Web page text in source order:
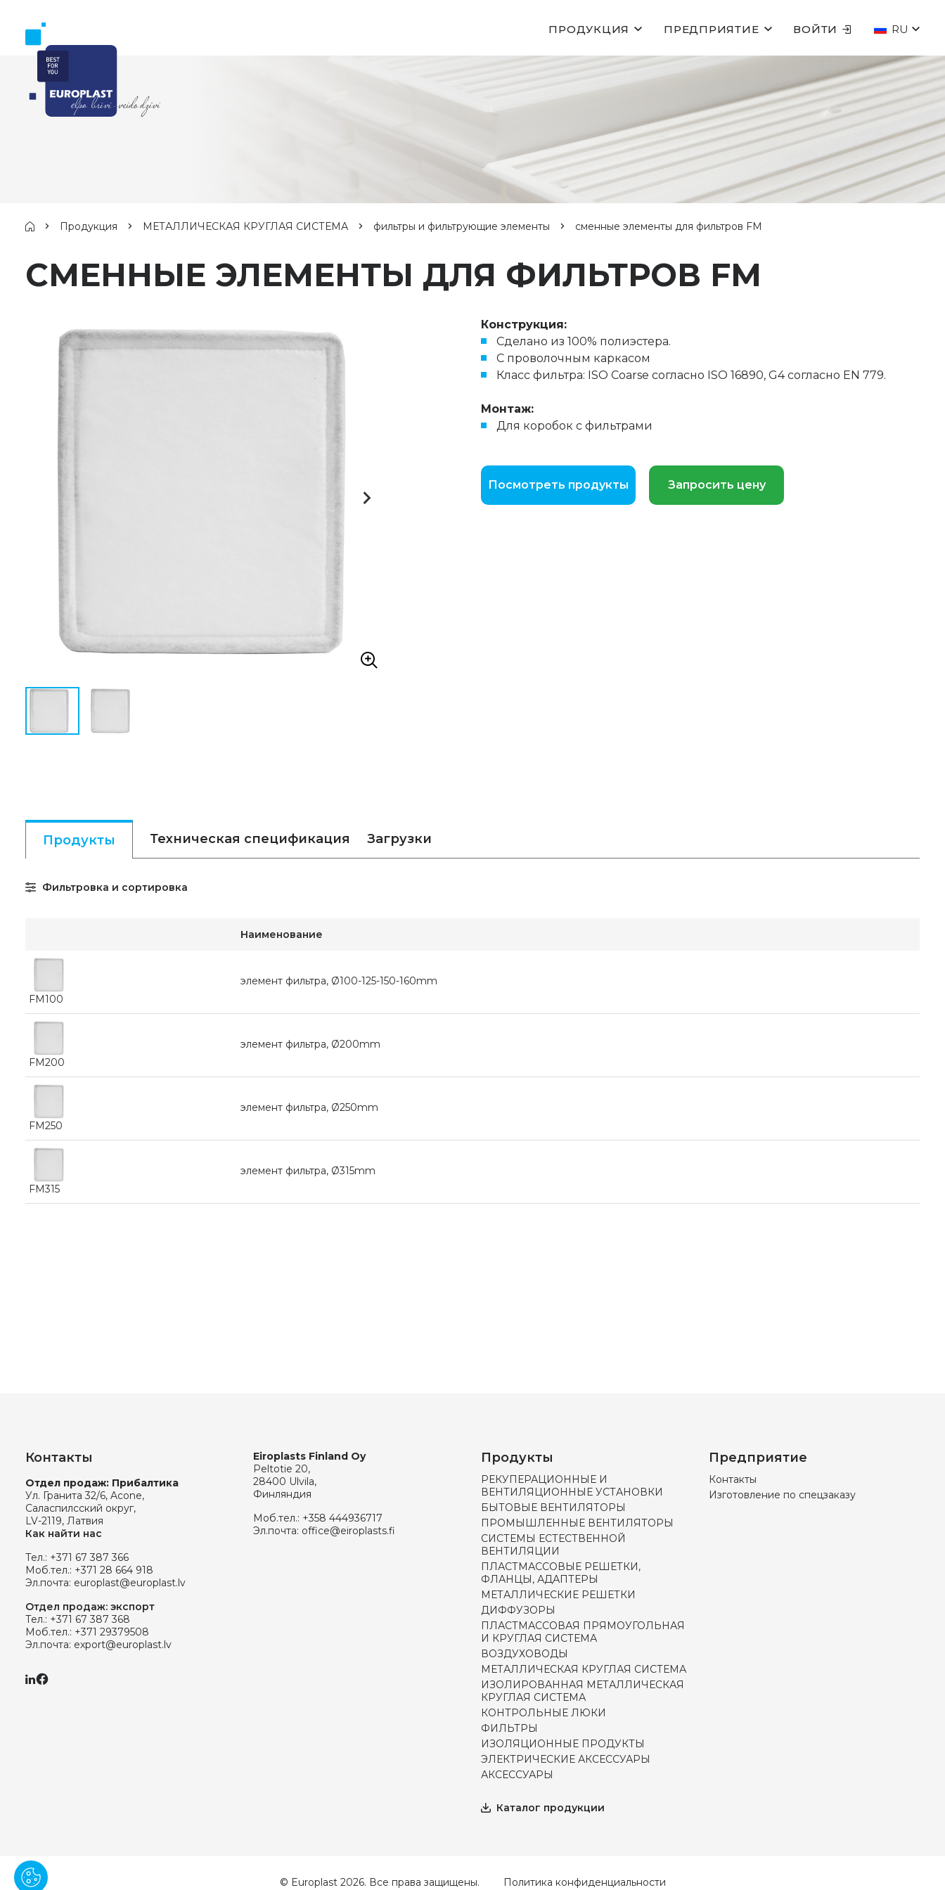
ПРОДУКЦИЯ ПРЕДПРИЯТИЕ ВОЙТИ RU
Продукция МЕТАЛЛИЧЕСКАЯ КРУГЛАЯ СИСТЕМА фильтры и фильтрующие элементы сменные элементы для фильтров FM
СМЕННЫЕ ЭЛЕМЕНТЫ ДЛЯ ФИЛЬТРОВ FM
Конструкция:
Сделано из 100% полиэстера.
С проволочным каркасом
Класс фильтра: ISO Coarse согласно ISO 16890, G4 согласно EN 779.
Монтаж:
Для коробок с фильтрами
Посмотреть продукты Запросить цену
Продукты Техническая спецификация Загрузки
Фильтровка и сортировка
Наименование
FM100
элемент фильтра, Ø100-125-150-160mm
FM200
элемент фильтра, Ø200mm
FM250
элемент фильтра, Ø250mm
FM315
элемент фильтра, Ø315mm
Контакты
Отдел продаж: Прибалтика
Ул. Гранита 32/6, Acone,
Саласпилсский округ,
LV-2119, Латвия
Как найти нас
Тел.: +371 67 387 366
Моб.тел.: +371 28 664 918
Эл.почта: europlast@europlast.lv
Отдел продаж: экспорт
Тел.: +371 67 387 368
Моб.тел.: +371 29379508
Эл.почта: export@europlast.lv
Eiroplasts Finland Oy
Peltotie 20,
28400 Ulvila,
Финляндия
Моб.тел.: +358 444936717
Эл.почта: office@eiroplasts.fi
Продукты
РЕКУПЕРАЦИОННЫЕ И
ВЕНТИЛЯЦИОННЫЕ УСТАНОВКИ
БЫТОВЫЕ ВЕНТИЛЯТОРЫ
ПРОМЫШЛЕННЫЕ ВЕНТИЛЯТОРЫ
СИСТЕМЫ ЕСТЕСТВЕННОЙ
ВЕНТИЛЯЦИИ
ПЛАСТМАССОВЫЕ РЕШЕТКИ,
ФЛАНЦЫ, АДАПТЕРЫ
МЕТАЛЛИЧЕСКИЕ РЕШЕТКИ
ДИФФУЗОРЫ
ПЛАСТМАССОВАЯ ПРЯМОУГОЛЬНАЯ
И КРУГЛАЯ СИСТЕМА
ВОЗДУХОВОДЫ
МЕТАЛЛИЧЕСКАЯ КРУГЛАЯ СИСТЕМА
ИЗОЛИРОВАННАЯ МЕТАЛЛИЧЕСКАЯ
КРУГЛАЯ СИСТЕМА
КОНТРОЛЬНЫЕ ЛЮКИ
ФИЛЬТРЫ
ИЗОЛЯЦИОННЫЕ ПРОДУКТЫ
ЭЛЕКТРИЧЕСКИЕ АКСЕССУАРЫ
АКСЕССУАРЫ
Каталог продукции
Предприятие
Контакты
Изготовление по спецзаказу
© Europlast 2026. Все права защищены. Политика конфиденциальности